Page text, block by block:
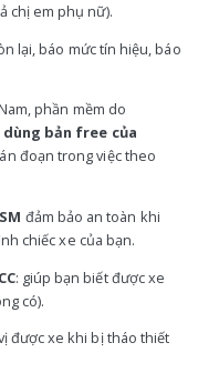
chị em phụ nữ).
lại, báo mức tín hiệu, báo
phần mềm do
bản free của
đoạn trong việc theo
đảm bảo an toàn khi
chiếc xe của bạn.
: giúp bạn biết được xe
có).
được xe khi bị tháo thiết